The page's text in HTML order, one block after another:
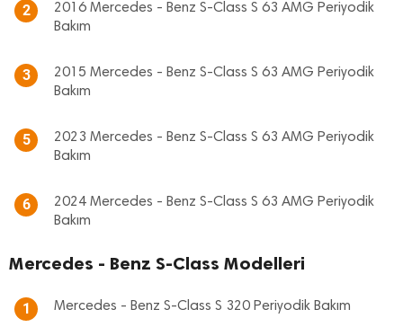
2
2016 Mercedes - Benz S-Class S 63 AMG Periyodik
Bakım
3
2015 Mercedes - Benz S-Class S 63 AMG Periyodik
Bakım
5
2023 Mercedes - Benz S-Class S 63 AMG Periyodik
Bakım
6
2024 Mercedes - Benz S-Class S 63 AMG Periyodik
Bakım
Mercedes - Benz S-Class Modelleri
1 Mercedes - Benz S-Class S 320 Periyodik Bakım